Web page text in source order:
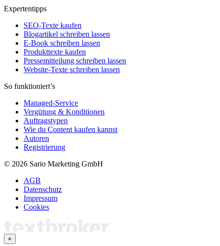
Expertentipps
SEO-Texte kaufen
Blogartikel schreiben lassen
E-Book schreiben lassen
Produkttexte kaufen
Pressemitteilung schreiben lassen
Website-Texte schreiben lassen
So funktioniert’s
Managed-Service
Vergütung & Konditionen
Auftragstypen
Wie du Content kaufen kannst
Autoren
Registrierung
© 2026 Sario Marketing GmbH
AGB
Datenschutz
Impressum
Cookies
×